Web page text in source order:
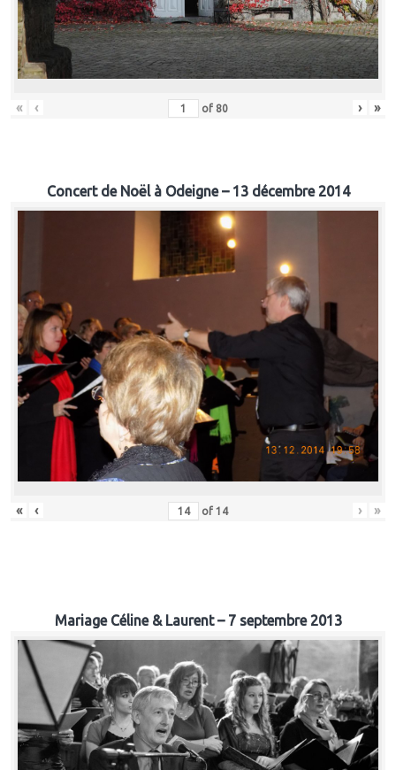
« ‹ of 80 › »
Concert de Noël à Odeigne – 13 décembre 2014
« ‹ of 14 › »
Mariage Céline & Laurent – 7 septembre 2013